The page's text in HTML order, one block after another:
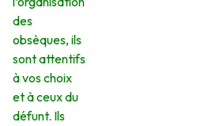
des
obsèques, ils
sont attentifs
à vos choix
et à ceux du
défunt. Ils